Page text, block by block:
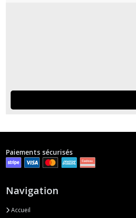
Paiements sécurisés
Navigation
Accueil